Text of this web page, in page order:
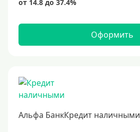
2 месяца
3 месяца
Ставка
Низкий процент
Оформить
Альфа БанкКредит наличными